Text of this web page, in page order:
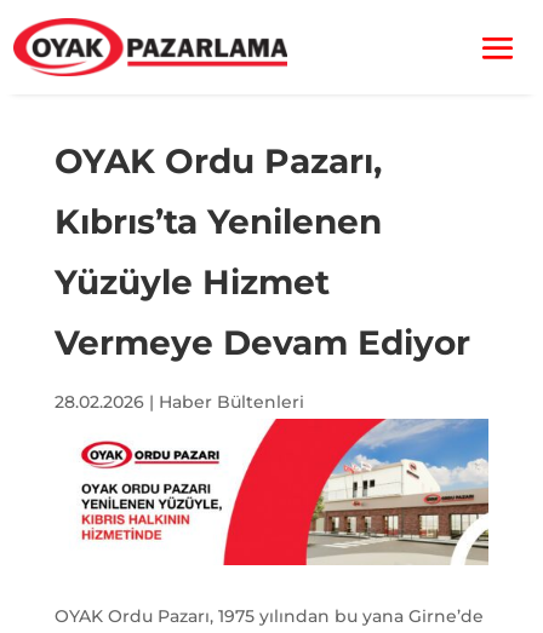
OYAK Ordu Pazarı,
Kıbrıs’ta Yenilenen
Yüzüyle Hizmet
Vermeye Devam Ediyor
28.02.2026| Haber Bültenleri
OYAK Ordu Pazarı, 1975 yılından bu yana Girne’de